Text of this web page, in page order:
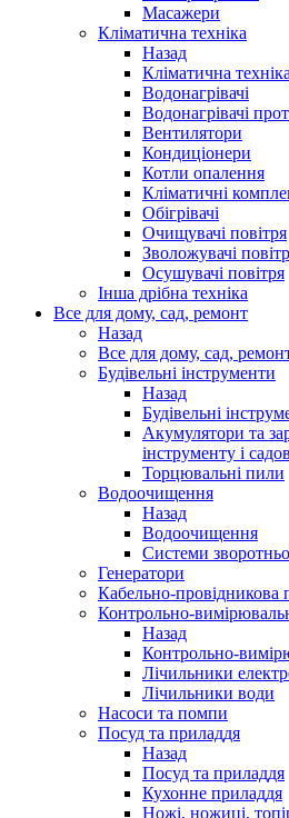
Масажери
Кліматична техніка
Назад
Кліматична техніка
Водонагрівачі
Водонагрівачі
Вентилятори
Кондиціонери
Котли опалення
Кліматичні
Обігрівачі
Очищувачі повітря
Зволожувачі
Осушувачі повітря
Інша дрібна техніка
Все для дому, сад, ремонт
Назад
Все для дому, сад,
Будівельні інструменти
Назад
Будівельні
Акумулятори та
інструменту і
Торцювальні пили
Водоочищення
Назад
Водоочищення
Системи
Генератори
Кабельно-провідникова
Контрольно-
Назад
Контрольно-
Лічильники
Лічильники води
Насоси та помпи
Посуд та приладдя
Назад
Посуд та приладдя
Кухонне приладдя
Ножі, ножиці,